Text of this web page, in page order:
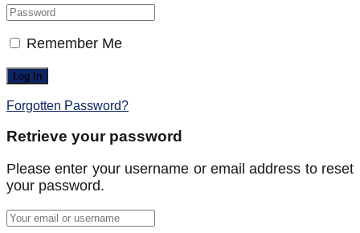
Remember Me
Forgotten Password?
Retrieve your password
Please enter your username or email address to reset
your password.